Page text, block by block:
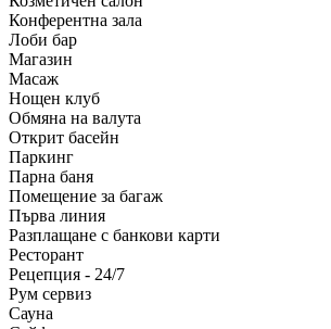
Конферентна зала
Лоби бар
Магазин
Масаж
Нощен клуб
Обмяна на валута
Открит басейн
Паркинг
Парна баня
Помещение за багаж
Първа линия
Разплащане с банкови карти
Ресторант
Рецепция - 24/7
Рум сервиз
Сауна